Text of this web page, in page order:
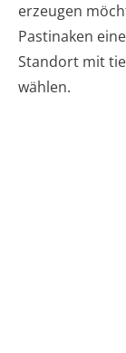
erzeugen
Pastinaken
Standort mit
wählen.